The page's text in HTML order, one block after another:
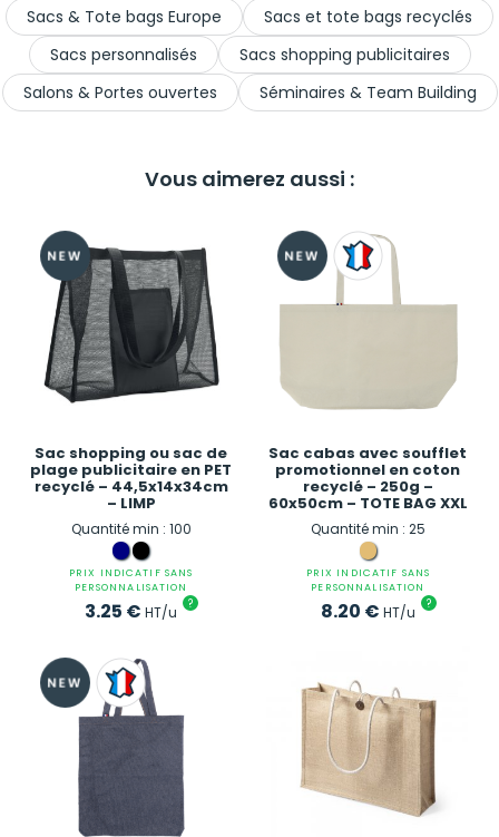
Sacs & Tote bags Europe
Sacs et tote bags recyclés
Sacs personnalisés
Sacs shopping publicitaires
Salons & Portes ouvertes
Séminaires & Team Building
Vous aimerez aussi :
Sac shopping ou sac de
plage publicitaire en PET
recyclé – 44,5x14x34cm
– LIMP
Quantité min : 100
PRIX INDICATIF SANS
PERSONNALISATION
3.25 € HT/u ?
Sac cabas avec soufflet
promotionnel en coton
recyclé – 250g –
60x50cm – TOTE BAG XXL
Quantité min : 25
PRIX INDICATIF SANS
PERSONNALISATION
8.20 € HT/u ?